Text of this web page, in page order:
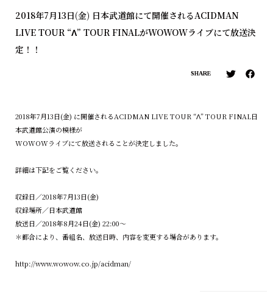
2018年7月13日(金) 日本武道館にて開催されるACIDMAN
LIVE TOUR “Λ” TOUR FINALがWOWOWライブにて放送決
定！！
SHARE
2018年7月13日(金) に開催されるACIDMAN LIVE TOUR “Λ” TOUR FINAL日
本武道館公演の模様が
WOWOWライブにて放送されることが決定しました。
詳細は下記をご覧ください。
収録日／2018年7月13日(金)
収録場所／日本武道館
放送日／2018年8月24日(金) 22:00〜
＊都合により、番組名、放送日時、内容を変更する場合があります。
http://www.wowow.co.jp/acidman/